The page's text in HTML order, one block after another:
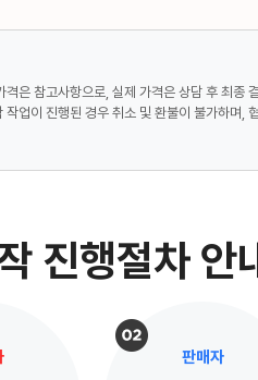
격은 참고사항으로, 실제 가격은 상담 후 최종
작업이 진행된 경우 취소 및 환불이 불가하며,
진행절차 안
판매자